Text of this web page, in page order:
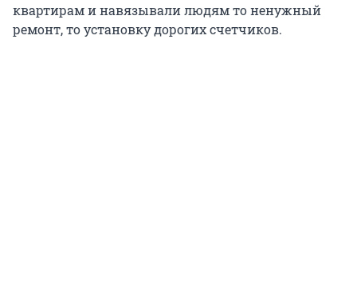
квартирам и навязывали людям то ненужный
ремонт, то установку дорогих счетчиков.